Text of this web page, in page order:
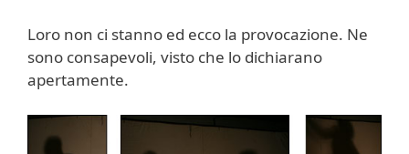
Loro non ci stanno ed ecco la provocazione. Ne
sono consapevoli, visto che lo dichiarano
apertamente.